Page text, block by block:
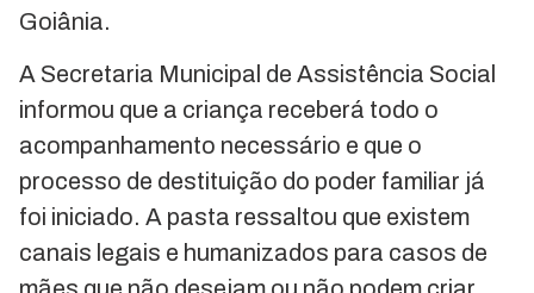
Goiânia.
A Secretaria Municipal de Assistência Social
informou que a criança receberá todo o
acompanhamento necessário e que o
processo de destituição do poder familiar já
foi iniciado. A pasta ressaltou que existem
canais legais e humanizados para casos de